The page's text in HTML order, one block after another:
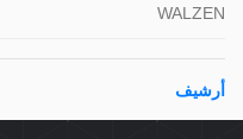
WALZEN
أرشيف